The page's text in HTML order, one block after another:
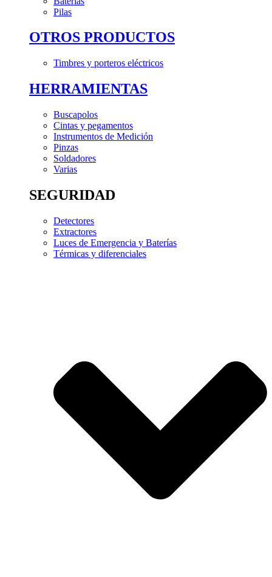
Pilas
OTROS PRODUCTOS
Timbres y porteros eléctricos
HERRAMIENTAS
Buscapolos
Cintas y pegamentos
Instrumentos de Medición
Pinzas
Soldadores
Varias
SEGURIDAD
Detectores
Extractores
Luces de Emergencia y Baterías
Térmicas y diferenciales